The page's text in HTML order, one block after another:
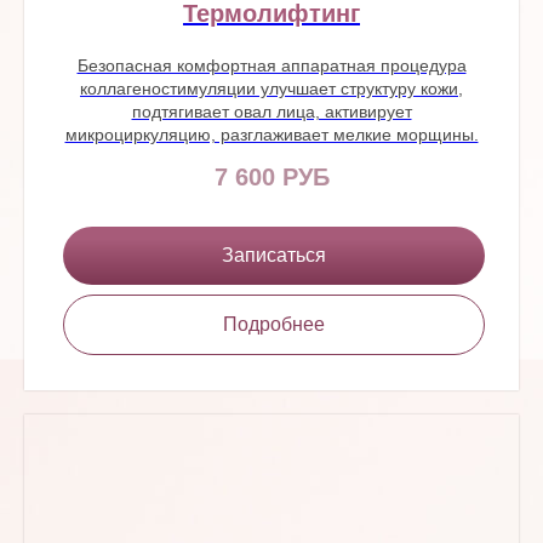
Термолифтинг
Безопасная комфортная аппаратная процедура
коллагеностимуляции улучшает структуру кожи,
подтягивает овал лица, активирует
микроциркуляцию, разглаживает мелкие морщины.
7 600 РУБ
Записаться
Подробнее